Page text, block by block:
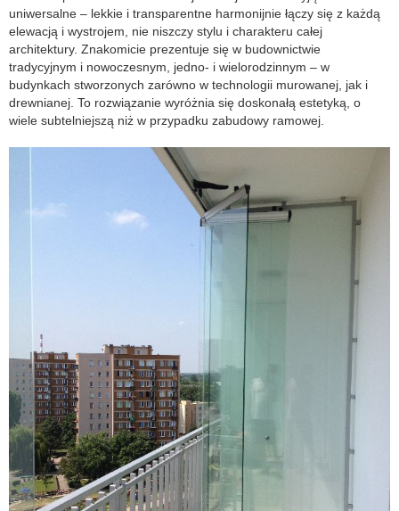
uniwersalne – lekkie i transparentne harmonijnie łączy się z każdą
elewacją i wystrojem, nie niszczy stylu i charakteru całej
architektury. Znakomicie prezentuje się w budownictwie
tradycyjnym i nowoczesnym, jedno- i wielorodzinnym – w
budynkach stworzonych zarówno w technologii murowanej, jak i
drewnianej. To rozwiązanie wyróżnia się doskonałą estetyką, o
wiele subtelniejszą niż w przypadku zabudowy ramowej.